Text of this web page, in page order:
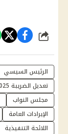
شارك
الرئيس السيسي
تعديل الضريبة 2025
مجلس النواب
الإيرادات العامة
اللائحة التنفيذية